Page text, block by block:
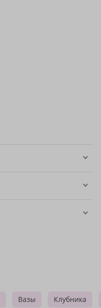
Вазы Клубника